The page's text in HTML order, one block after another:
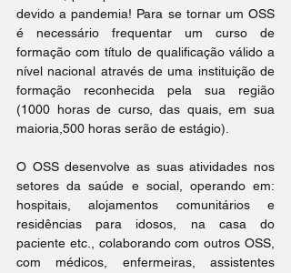
devido a pandemia! Para se tornar um OSS
é necessário frequentar um curso de
formação com título de qualificação válido a
nível nacional através de uma instituição de
formação reconhecida pela sua região
(1000 horas de curso, das quais, em sua
maioria,500 horas serão de estágio).
O OSS desenvolve as suas atividades nos
setores da saúde e social, operando em:
hospitais, alojamentos comunitários e
residências para idosos, na casa do
paciente etc., colaborando com outros OSS,
com médicos, enfermeiras, assistentes